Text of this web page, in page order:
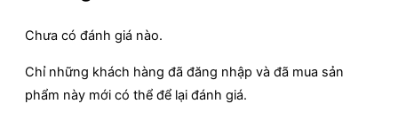
Chưa có đánh giá nào.
Chỉ những khách hàng đã đăng nhập và đã mua sản
phẩm này mới có thể để lại đánh giá.